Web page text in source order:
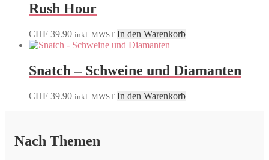
Rush Hour
CHF 39.90 inkl. MWST In den Warenkorb
Snatch – Schweine und Diamanten
CHF 39.90 inkl. MWST In den Warenkorb
Nach Themen